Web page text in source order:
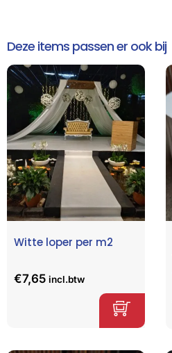
Deze items passen er ook bij
Witte loper per m2
€7,65 incl.btw